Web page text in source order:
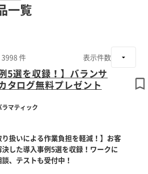
一覧
3998 件 表示件数
5選を収録！】バランサ
ログ無料プレゼント
マティック
り扱いによる作業負担を軽減！】お客
した導入事例5選を収録！ワークに
、テストも受付中！